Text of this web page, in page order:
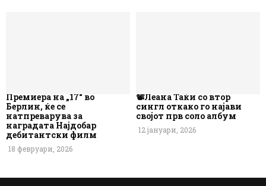
Премиера на „17“ во
Берлин, ќе се
натпреварува за
наградата Најдобар
дебитантски филм
18 февруари, 2026
📽️Леана Таќи со втор
сингл откако го најави
својот прв соло албум
12 јануари, 2026